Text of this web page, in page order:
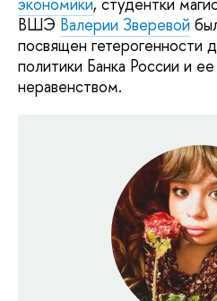
ВШЭ Валерии Зверевой
посвящен гетерогенности
политики Банка России и
неравенством.